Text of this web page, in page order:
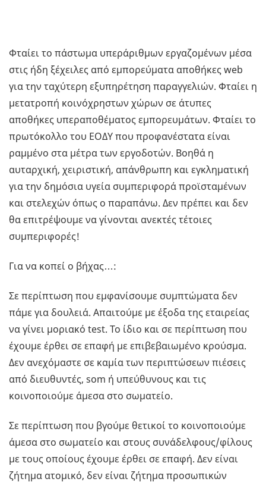
Φταίει το πάστωμα υπεράριθμων εργαζομένων μέσα
στις ήδη ξέχειλες από εμπορεύματα αποθήκες web
για την ταχύτερη εξυπηρέτηση παραγγελιών. Φταίει η
μετατροπή κοινόχρηστων χώρων σε άτυπες
αποθήκες υπεραποθέματος εμπορευμάτων. Φταίει το
πρωτόκολλο του ΕΟΔΥ που προφανέστατα είναι
ραμμένο στα μέτρα των εργοδοτών. Βοηθά η
αυταρχική, χειριστική, απάνθρωπη και εγκληματική
για την δημόσια υγεία συμπεριφορά προϊσταμένων
και στελεχών όπως ο παραπάνω. Δεν πρέπει και δεν
θα επιτρέψουμε να γίνονται ανεκτές τέτοιες
συμπεριφορές!
Για να κοπεί ο βήχας…:
Σε περίπτωση που εμφανίσουμε συμπτώματα δεν
πάμε για δουλειά. Απαιτούμε με έξοδα της εταιρείας
να γίνει μοριακό test. Το ίδιο και σε περίπτωση που
έχουμε έρθει σε επαφή με επιβεβαιωμένο κρούσμα.
Δεν ανεχόμαστε σε καμία των περιπτώσεων πιέσεις
από διευθυντές, som ή υπεύθυνους και τις
κοινοποιούμε άμεσα στο σωματείο.
Σε περίπτωση που βγούμε θετικοί το κοινοποιούμε
άμεσα στο σωματείο και στους συνάδελφους/φίλους
με τους οποίους έχουμε έρθει σε επαφή. Δεν είναι
ζήτημα ατομικό, δεν είναι ζήτημα προσωπικών